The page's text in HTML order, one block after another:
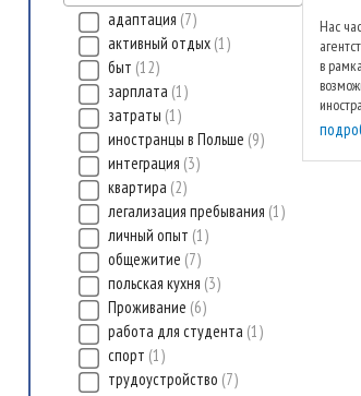
адаптация 7
активный отдых 1
быт 12
зарплата 1
затраты 1
иностранцы в Польше 9
интеграция 3
квартира 2
легализация пребывания 1
личный опыт 1
общежитие 7
польская кухня 3
Проживание 6
работа для студента 1
спорт 1
трудоустройство 7
Нас
в